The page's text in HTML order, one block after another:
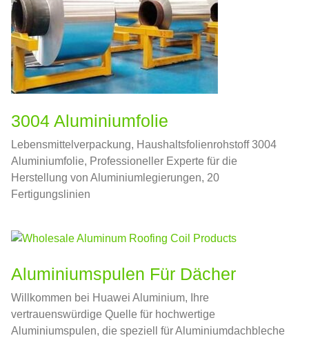
3004 Aluminiumfolie
Lebensmittelverpackung, Haushaltsfolienrohstoff 3004
Aluminiumfolie, Professioneller Experte für die
Herstellung von Aluminiumlegierungen, 20
Fertigungslinien
Aluminiumspulen Für Dächer
Willkommen bei Huawei Aluminium, Ihre
vertrauenswürdige Quelle für hochwertige
Aluminiumspulen, die speziell für Aluminiumdachbleche